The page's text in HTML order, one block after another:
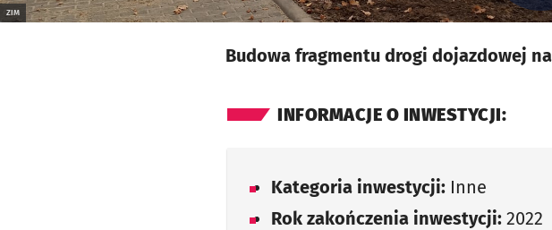
ZIM
Budowa fragmentu drogi dojazdowej
INFORMACJE O INWESTYCJI:
Kategoria inwestycji: Inne
Rok zakończenia inwestycji: 2022